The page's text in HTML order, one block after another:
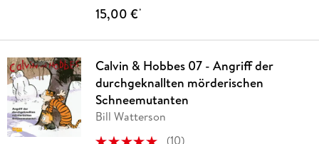
15,00 €*
Calvin & Hobbes 07 - Angriff der
durchgeknallten mörderischen
Schneemutanten
Bill Watterson
(10)